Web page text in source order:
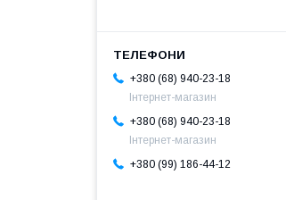
+380 (68) 940-23-18
Інтернет-магазин
+380 (68) 940-23-18
Інтернет-магазин
+380 (99) 186-44-12